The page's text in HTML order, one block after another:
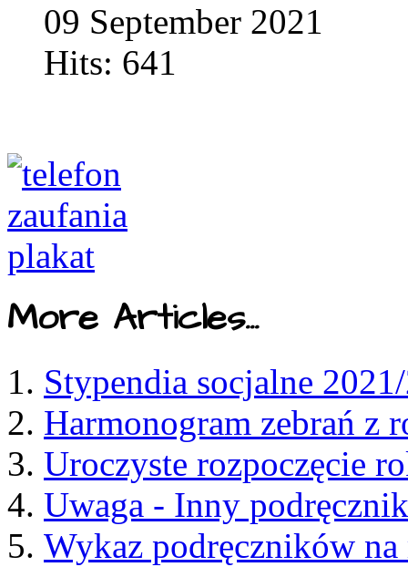
09 September 2021
Hits: 641
More Articles...
Stypendia socjalne
Harmonogram zebrań z
Uroczyste rozpoczęcie
Uwaga - Inny
Wykaz podręczników